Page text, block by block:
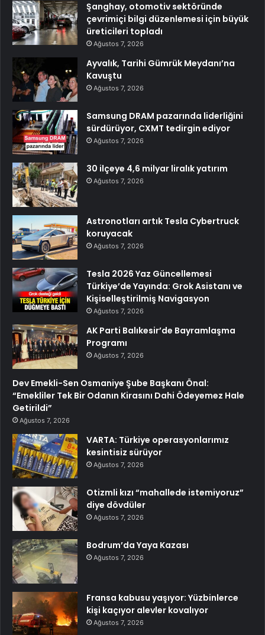
Şanghay, otomotiv sektöründe
çevrimiçi bilgi düzenlemesi için büyük
üreticileri topladı
Ağustos 7, 2026
Ayvalık, Tarihi Gümrük Meydanı’na
Kavuştu
Ağustos 7, 2026
Samsung DRAM pazarında liderliğini
sürdürüyor, CXMT tedirgin ediyor
Ağustos 7, 2026
30 ilçeye 4,6 milyar liralık yatırım
Ağustos 7, 2026
Astronotları artık Tesla Cybertruck
koruyacak
Ağustos 7, 2026
Tesla 2026 Yaz Güncellemesi
Türkiye’de Yayında: Grok Asistanı ve
Kişiselleştirilmiş Navigasyon
Ağustos 7, 2026
AK Parti Balıkesir’de Bayramlaşma
Programı
Ağustos 7, 2026
Dev Emekli-Sen Osmaniye Şube Başkanı Önal:
“Emekliler Tek Bir Odanın Kirasını Dahi Ödeyemez Hale
Getirildi”
Ağustos 7, 2026
VARTA: Türkiye operasyonlarımız
kesintisiz sürüyor
Ağustos 7, 2026
Otizmli kızı “mahallede istemiyoruz”
diye dövdüler
Ağustos 7, 2026
Bodrum’da Yaya Kazası
Ağustos 7, 2026
Fransa kabusu yaşıyor: Yüzbinlerce
kişi kaçıyor alevler kovalıyor
Ağustos 7, 2026